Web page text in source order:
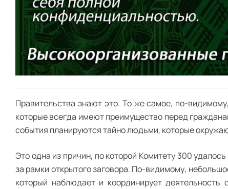
Правительства знают это. То же самое, по-
которые всегда имеют преимущество перед
события планируются тайно людьми, которые
Это одна из причин, по которой Комитету 300
за рамки открытого заговора. По-видимому,
который наблюдает и координирует